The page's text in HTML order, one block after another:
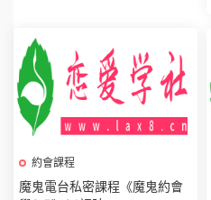
約會課程
魔鬼電台私密課程《魔鬼約會
學3.5》24課時